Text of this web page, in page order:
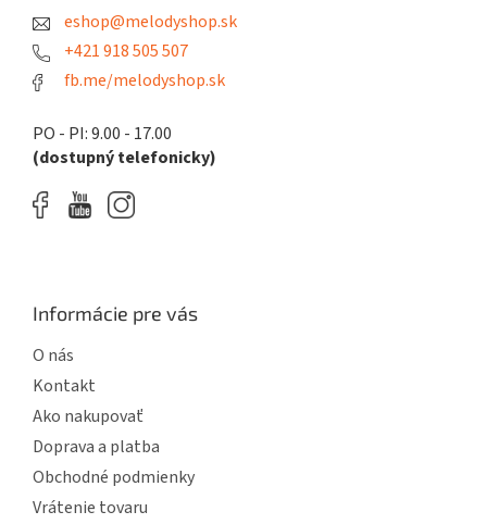
eshop@melodyshop.sk
+421 918 505 507
fb.me/melodyshop.sk
PO - PI: 9.00 - 17.00
(dostupný telefonicky)
Informácie pre vás
O nás
Kontakt
Ako nakupovať
Doprava a platba
Obchodné podmienky
Vrátenie tovaru